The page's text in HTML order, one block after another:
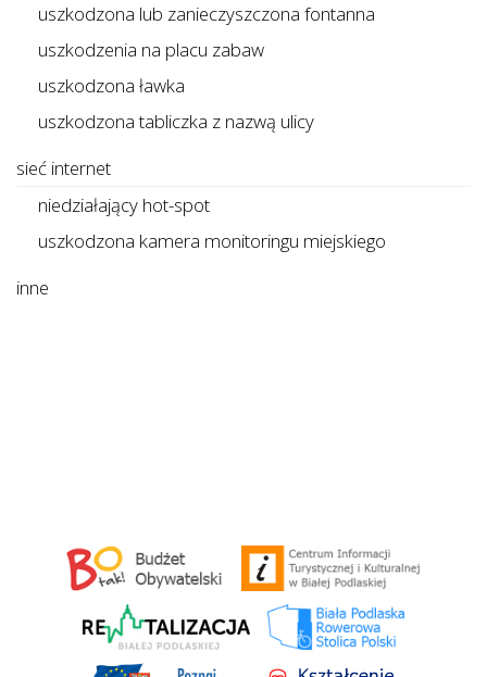
uszkodzona lub zanieczyszczona fontanna
uszkodzenia na placu zabaw
uszkodzona ławka
uszkodzona tabliczka z nazwą ulicy
sieć internet
niedziałający hot-spot
uszkodzona kamera monitoringu miejskiego
inne